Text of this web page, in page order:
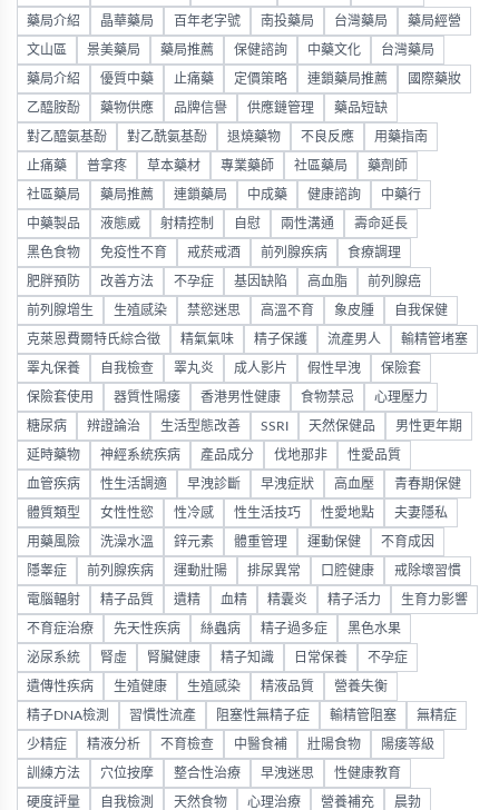
藥局介紹 晶華藥局 百年老字號 南投藥局 台灣藥局 藥局經營
文山區 景美藥局 藥局推薦 保健諮詢 中藥文化 台灣藥局
藥局介紹 優質中藥 止痛藥 定價策略 連鎖藥局推薦 國際藥妝
乙醯胺酚 藥物供應 品牌信譽 供應鏈管理 藥品短缺
對乙醯氨基酚 對乙酰氨基酚 退燒藥物 不良反應 用藥指南
止痛藥 普拿疼 草本藥材 專業藥師 社區藥局 藥劑師
社區藥局 藥局推薦 連鎖藥局 中成藥 健康諮詢 中藥行
中藥製品 液態威 射精控制 自慰 兩性溝通 壽命延長
黑色食物 免疫性不育 戒菸戒酒 前列腺疾病 食療調理
肥胖預防 改善方法 不孕症 基因缺陷 高血脂 前列腺癌
前列腺增生 生殖感染 禁慾迷思 高溫不育 象皮腫 自我保健
克萊恩費爾特氏綜合徵 精氣氣味 精子保護 流產男人 輸精管堵塞
睪丸保養 自我檢查 睪丸炎 成人影片 假性早洩 保險套
保險套使用 器質性陽痿 香港男性健康 食物禁忌 心理壓力
糖尿病 辨證論治 生活型態改善 SSRI 天然保健品 男性更年期
延時藥物 神經系統疾病 產品成分 伐地那非 性愛品質
血管疾病 性生活調適 早洩診斷 早洩症狀 高血壓 青春期保健
體質類型 女性性慾 性冷感 性生活技巧 性愛地點 夫妻隱私
用藥風險 洗澡水溫 鋅元素 體重管理 運動保健 不育成因
隱睾症 前列腺疾病 運動壯陽 排尿異常 口腔健康 戒除壞習慣
電腦輻射 精子品質 遺精 血精 精囊炎 精子活力 生育力影響
不育症治療 先天性疾病 絲蟲病 精子過多症 黑色水果
泌尿系統 腎虛 腎臟健康 精子知識 日常保養 不孕症
遺傳性疾病 生殖健康 生殖感染 精液品質 營養失衡
精子DNA檢測 習慣性流產 阻塞性無精子症 輸精管阻塞 無精症
少精症 精液分析 不育檢查 中醫食補 壯陽食物 陽痿等級
訓練方法 穴位按摩 整合性治療 早洩迷思 性健康教育
硬度評量 自我檢測 天然食物 心理治療 營養補充 晨勃